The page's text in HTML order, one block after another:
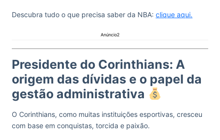
Descubra tudo o que precisa saber da NBA: clique aqui.
Anúncio2
Presidente do Corinthians: A
origem das dívidas e o papel da
gestão administrativa
O Corinthians, como muitas instituições esportivas, cresceu
com base em conquistas, torcida e paixão.